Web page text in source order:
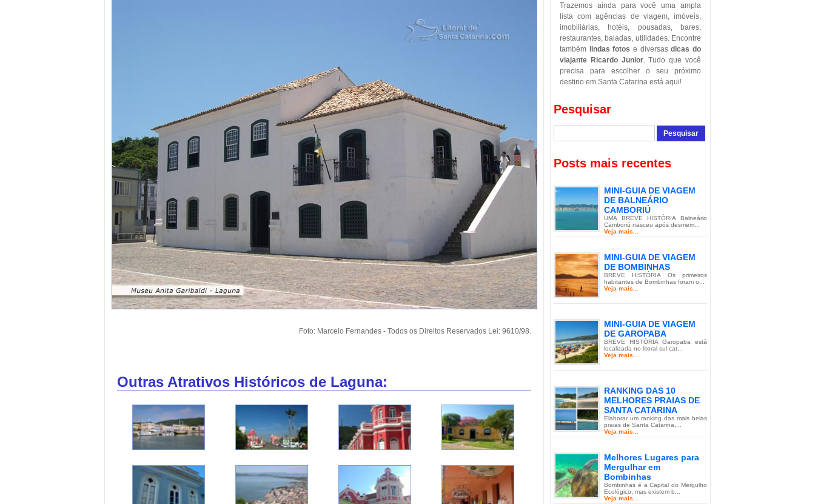
Foto: Marcelo Fernandes - Todos os Direitos Reservados Lei: 9610/98.
Outras Atrativos Históricos de Laguna:
Trazemos ainda para você uma ampla
lista com agências de viagem, imóveis,
imobiliárias, hotéis, pousadas, bares,
restaurantes, baladas, utilidades. Encontre
também
lindas fotos e diversasdicas do
viajante Ricardo Junior. Tudo que você
precisa para escolher o seu próximo
destino em Santa Catarina está aqui!
Pesquisar
Posts mais recentes
MINI-GUIA DE VIAGEM
DE BALNEÁRIO
CAMBORIÚ
UMA BREVE HISTÓRIA Balneário
Camboriú nasceu após desmem...
Veja mais...
MINI-GUIA DE VIAGEM
DE BOMBINHAS
BREVE HISTÓRIA Os primeiros
habitantes de Bombinhas foram o...
Veja mais...
MINI-GUIA DE VIAGEM
DE GAROPABA
BREVE HISTÓRIA Garopaba está
localizada no litoral sul cat...
Veja mais...
RANKING DAS 10
MELHORES PRAIAS DE
SANTA CATARINA
Elaborar um ranking das mais belas
praias de Santa Catarina,...
Veja mais...
Melhores Lugares para
Mergulhar em
Bombinhas
Bombinhas é a Capital do Mergulho
Ecológico, mas existem b...
Veja mais...